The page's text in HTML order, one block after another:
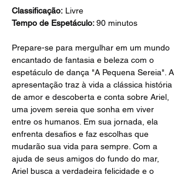
Classificação: Livre
Tempo de Espetáculo: 90 minutos
Prepare-se para mergulhar em um mundo
encantado de fantasia e beleza com o
espetáculo de dança "A Pequena Sereia". A
apresentação traz à vida a clássica história
de amor e descoberta e conta sobre Ariel,
uma jovem sereia que sonha em viver
entre os humanos. Em sua jornada, ela
enfrenta desafios e faz escolhas que
mudarão sua vida para sempre. Com a
ajuda de seus amigos do fundo do mar,
Ariel busca a verdadeira felicidade e o